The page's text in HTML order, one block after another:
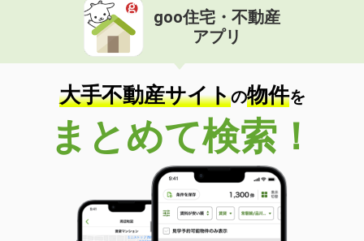
goo住宅・不動産
アプリ
大手不動産サイトの物件を
まとめて検索！